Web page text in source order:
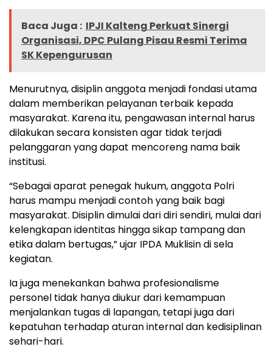
Baca Juga : IPJI Kalteng Perkuat Sinergi
Organisasi, DPC Pulang Pisau Resmi Terima
SK Kepengurusan
Menurutnya, disiplin anggota menjadi fondasi utama
dalam memberikan pelayanan terbaik kepada
masyarakat. Karena itu, pengawasan internal harus
dilakukan secara konsisten agar tidak terjadi
pelanggaran yang dapat mencoreng nama baik
institusi.
“Sebagai aparat penegak hukum, anggota Polri
harus mampu menjadi contoh yang baik bagi
masyarakat. Disiplin dimulai dari diri sendiri, mulai dari
kelengkapan identitas hingga sikap tampang dan
etika dalam bertugas,” ujar IPDA Muklisin di sela
kegiatan.
Ia juga menekankan bahwa profesionalisme
personel tidak hanya diukur dari kemampuan
menjalankan tugas di lapangan, tetapi juga dari
kepatuhan terhadap aturan internal dan kedisiplinan
sehari-hari.